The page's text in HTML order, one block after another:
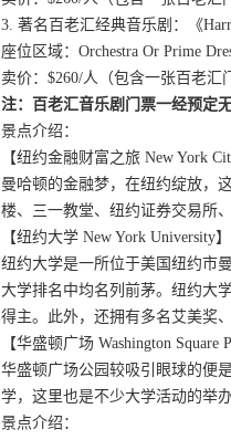
3. 著名百老汇经典音乐剧：《
座位区域：Orchestra Or Prime
卖价：$260/人（包含一张百老
注：百老汇音乐剧门票一经预定
景点介绍：
【纽约金融财富之旅 New York
曼哈顿的金融梦，在纽约绽放，
楼、三一教堂、纽约证券交易所
【纽约大学 New York University】
纽约大学是一所位于美国纽约市
大学排名中均名列前茅。纽约大
得主。此外，还拥有多名艾美奖
【华盛顿广场 Washington Square
华盛顿广场公园较吸引眼球的便
学，这里也是不少大学活动的举
景点介绍：